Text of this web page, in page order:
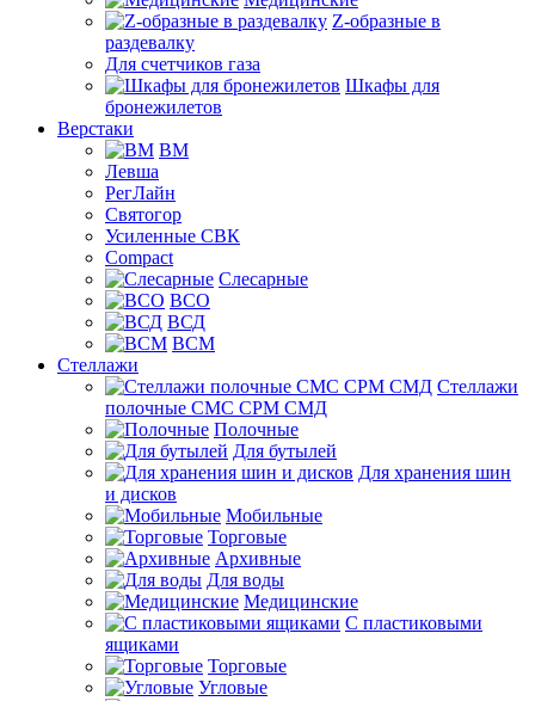
Z-образные в
раздевалку
Для счетчиков газа
Шкафы для
бронежилетов
Верстаки
ВМ
Левша
РегЛайн
Святогор
Усиленные СВК
Compact
Слесарные
ВСО
ВСД
ВСМ
Стеллажи
Стеллажи
полочные СМС СРМ СМД
Полочные
Для бутылей
Для хранения шин
и дисков
Мобильные
Торговые
Архивные
Для воды
Медицинские
С пластиковыми
ящиками
Торговые
Угловые